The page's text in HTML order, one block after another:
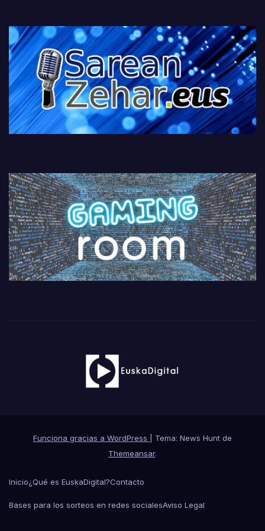
Funciona gracias a WordPress
Tema: News Hunt de
Themeansar.
Inicio¿Qué es EuskaDigital?Contacto
Bases para los sorteos en redes socialesAviso Legal